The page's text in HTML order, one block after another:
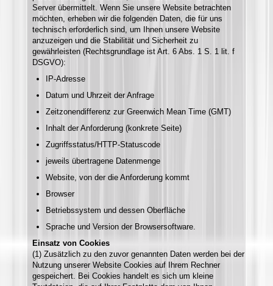
Server übermittelt. Wenn Sie unsere Website betrachten
möchten, erheben wir die folgenden Daten, die für uns
technisch erforderlich sind, um Ihnen unsere Website
anzuzeigen und die Stabilität und Sicherheit zu
gewährleisten (Rechtsgrundlage ist Art. 6 Abs. 1 S. 1 lit. f
DSGVO):
IP-Adresse
Datum und Uhrzeit der Anfrage
Zeitzonendifferenz zur Greenwich Mean Time (GMT)
Inhalt der Anforderung (konkrete Seite)
Zugriffsstatus/HTTP-Statuscode
jeweils übertragene Datenmenge
Website, von der die Anforderung kommt
Browser
Betriebssystem und dessen Oberfläche
Sprache und Version der Browsersoftware.
Einsatz von Cookies
(1) Zusätzlich zu den zuvor genannten Daten werden bei der
Nutzung unserer Website Cookies auf Ihrem Rechner
gespeichert. Bei Cookies handelt es sich um kleine